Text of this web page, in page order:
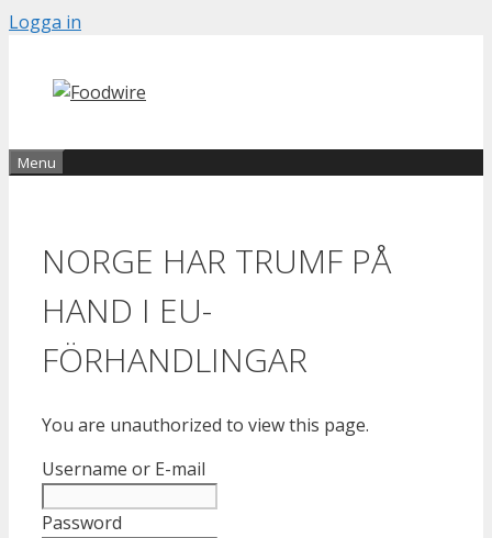
Skip
content
Logga in
Menu
NORGE HAR TRUMF PÅ
HAND I EU-
FÖRHANDLINGAR
You are unauthorized to view this page.
Username or E-mail
Password